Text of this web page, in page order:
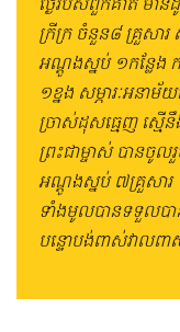
ក្រីក្រ ចំនួន​៨ គ្រួសា
អណ្ដូងស្នប់ ១កន្លែង
១ខ្នង សម្ភារៈអនាម័
ច្រាស់ដុសធ្មេញ ស្ម
ព្រះជាម្ចាស់ បានចូ
អណ្ដូងស្នប់ ៧គ្រួសារ
ទាំងមូលបានទទួលប
បន្ទោបង់ពាស់វាល